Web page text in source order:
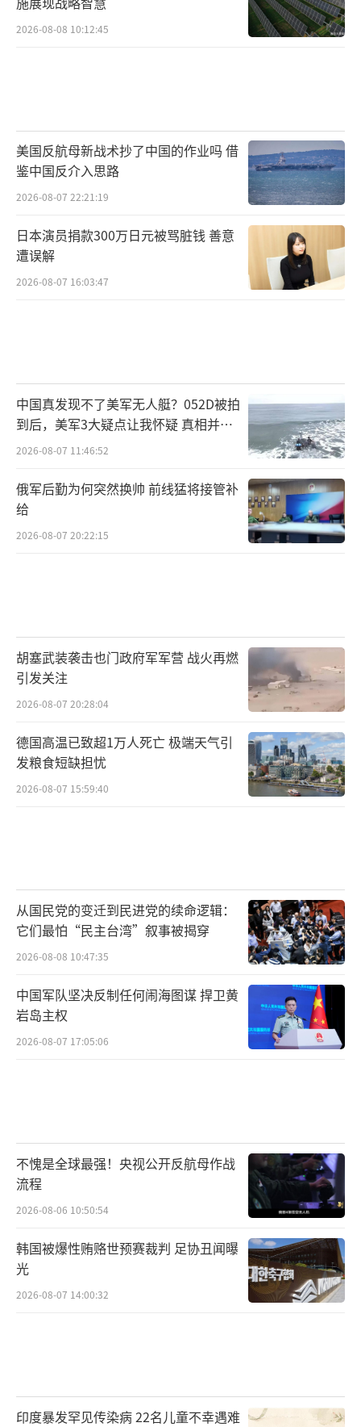
2026-08-08 10:12:45
美国反航母新战术抄了中国的作业吗 借
鉴中国反介入思路
2026-08-07 22:21:19
日本演员捐款300万日元被骂脏钱 善意
遭误解
2026-08-07 16:03:47
中国真发现不了美军无人艇？052D被拍
到后，美军3大疑点让我怀疑 真相并非
如此
2026-08-07 11:46:52
俄军后勤为何突然换帅 前线猛将接管补
给
2026-08-07 20:22:15
胡塞武装袭击也门政府军军营 战火再燃
引发关注
2026-08-07 20:28:04
德国高温已致超1万人死亡 极端天气引
发粮食短缺担忧
2026-08-07 15:59:40
从国民党的变迁到民进党的续命逻辑：
它们最怕“民主台湾”叙事被揭穿
2026-08-08 10:47:35
中国军队坚决反制任何闹海图谋 捍卫黄
岩岛主权
2026-08-07 17:05:06
不愧是全球最强！央视公开反航母作战
流程
2026-08-06 10:50:54
韩国被爆性贿赂世预赛裁判 足协丑闻曝
光
2026-08-07 14:00:32
印度暴发罕见传染病 22名儿童不幸遇难